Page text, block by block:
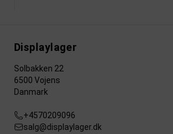
Displaylager
Solbakken 22
6500 Vojens
Danmark
+4570209096
salg@displaylager.dk